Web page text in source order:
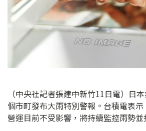
（中央社記者張建中新竹11日電）日
個市町發布大雨特別警報。台積電表
營運目前不受影響，將持續監控雨勢並